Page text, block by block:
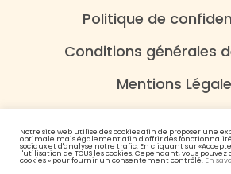
Politique de
Conditions générales
Mentions
Notre site web utilise des cookies afin de proposer une
optimale mais également afin d’offrir des
sociaux et d'analyse notre trafic. En cliquant sur
l'utilisation de TOUS les cookies. Cependant, vous
cookies » pour fournir un consentement contrôlé. En